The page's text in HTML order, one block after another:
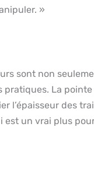
»
sont non
pratiques. La
l’épaisseur des
est un vrai plus